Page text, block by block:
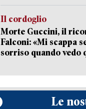
Il cordoglio
Morte Guccini, il
Falconi: «Mi scappa
sorriso quando vedo
Le